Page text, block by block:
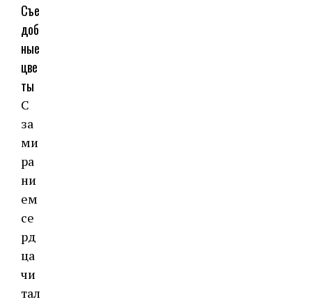
Съе
доб
ные
цве
ты
С
за
ми
ра
ни
ем
се
рд
ца
чи
тал